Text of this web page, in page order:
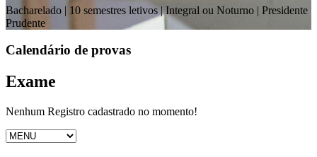
Bacharelado | 10 semestres letivos | Integral ou Noturno | Presidente
Prudente
Calendário de provas
Exame
Nenhum Registro cadastrado no momento!